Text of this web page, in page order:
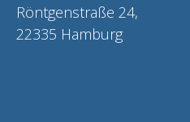
Röntgenstraße 24,
22335 Hamburg